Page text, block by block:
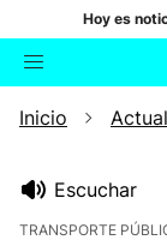
Hoy es
Buscador
Inicio
Escuchar
TRANSPORTE